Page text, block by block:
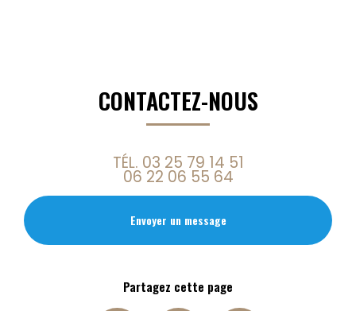
CONTACTEZ-NOUS
TÉL. 03 25 79 14 51
06 22 06 55 64
Envoyer un message
Partagez cette page